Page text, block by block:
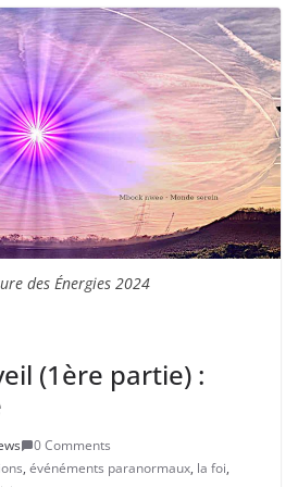
des Énergies 2024
(1ère partie) :
0 Comments
, événéments paranormaux, la foi,